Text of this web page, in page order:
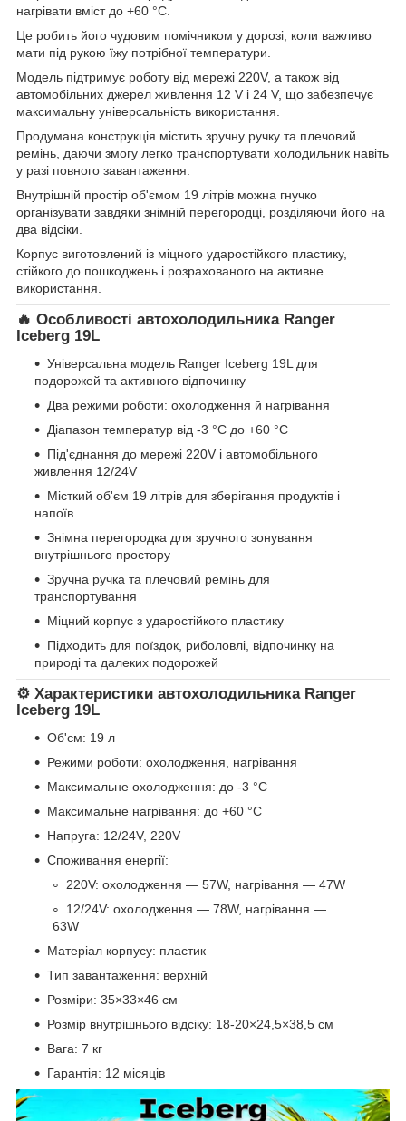
нагрівати вміст до +60 °C.
Це робить його чудовим помічником у дорозі, коли важливо
мати під рукою їжу потрібної температури.
Модель підтримує роботу від мережі 220V, а також від
автомобільних джерел живлення 12 V і 24 V, що забезпечує
максимальну універсальність використання.
Продумана конструкція містить зручну ручку та плечовий
ремінь, даючи змогу легко транспортувати холодильник навіть
у разі повного завантаження.
Внутрішній простір об'ємом 19 літрів можна гнучко
організувати завдяки знімній перегородці, розділяючи його на
два відсіки.
Корпус виготовлений із міцного ударостійкого пластику,
стійкого до пошкоджень і розрахованого на активне
використання.
🔥 Особливості автохолодильника Ranger
Iceberg 19L
Універсальна модель Ranger Iceberg 19L для
подорожей та активного відпочинку
Два режими роботи: охолодження й нагрівання
Діапазон температур від -3 °C до +60 °C
Під'єднання до мережі 220V і автомобільного
живлення 12/24V
Місткий об'єм 19 літрів для зберігання продуктів і
напоїв
Знімна перегородка для зручного зонування
внутрішнього простору
Зручна ручка та плечовий ремінь для
транспортування
Міцний корпус з ударостійкого пластику
Підходить для поїздок, риболовлі, відпочинку на
природі та далеких подорожей
⚙️ Характеристики автохолодильника Ranger
Iceberg 19L
Об'єм: 19 л
Режими роботи: охолодження, нагрівання
Максимальне охолодження: до -3 °C
Максимальне нагрівання: до +60 °C
Напруга: 12/24V, 220V
Споживання енергії:
220V: охолодження — 57W, нагрівання — 47W
12/24V: охолодження — 78W, нагрівання —
63W
Матеріал корпусу: пластик
Тип завантаження: верхній
Розміри: 35×33×46 см
Розмір внутрішнього відсіку: 18-20×24,5×38,5 см
Вага: 7 кг
Гарантія: 12 місяців